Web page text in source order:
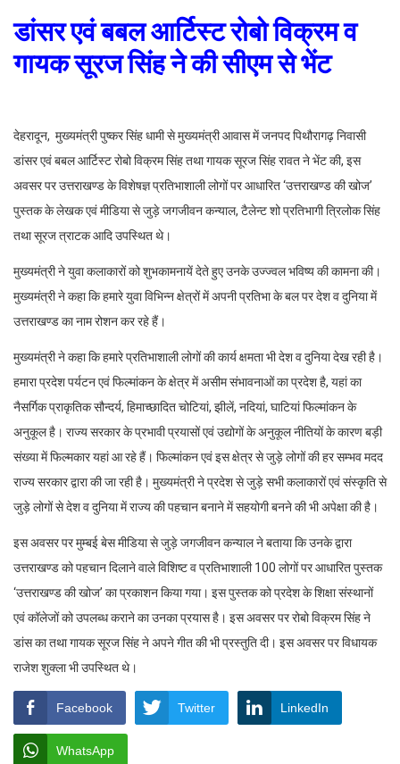
डांसर एवं बबल आर्टिस्ट रोबो विक्रम व
गायक सूरज सिंह ने की सीएम से भेंट
देहरादून, मुख्यमंत्री पुष्कर सिंह धामी से मुख्यमंत्री आवास में जनपद पिथौरागढ़ निवासी
डांसर एवं बबल आर्टिस्ट रोबो विक्रम सिंह तथा गायक सूरज सिंह रावत ने भेंट की, इस
अवसर पर उत्तराखण्ड के विशेषज्ञ प्रतिभाशाली लोगों पर आधारित ‘उत्तराखण्ड की खोज’
पुस्तक के लेखक एवं मीडिया से जुड़े जगजीवन कन्याल, टैलेन्ट शो प्रतिभागी त्रिलोक सिंह
तथा सूरज त्राटक आदि उपस्थित थे।
मुख्यमंत्री ने युवा कलाकारों को शुभकामनायें देते हुए उनके उज्ज्वल भविष्य की कामना की।
मुख्यमंत्री ने कहा कि हमारे युवा विभिन्न क्षेत्रों में अपनी प्रतिभा के बल पर देश व दुनिया में
उत्तराखण्ड का नाम रोशन कर रहे हैं।
मुख्यमंत्री ने कहा कि हमारे प्रतिभाशाली लोगों की कार्य क्षमता भी देश व दुनिया देख रही है।
हमारा प्रदेश पर्यटन एवं फिल्मांकन के क्षेत्र में असीम संभावनाओं का प्रदेश है, यहां का
नैसर्गिक प्राकृतिक सौन्दर्य, हिमाच्छादित चोटियां, झीलें, नदियां, घाटियां फिल्मांकन के
अनुकूल है। राज्य सरकार के प्रभावी प्रयासों एवं उद्योगों के अनुकूल नीतियों के कारण बड़ी
संख्या में फिल्मकार यहां आ रहे हैं। फिल्मांकन एवं इस क्षेत्र से जुड़े लोगों की हर सम्भव मदद
राज्य सरकार द्वारा की जा रही है। मुख्यमंत्री ने प्रदेश से जुड़े सभी कलाकारों एवं संस्कृति से
जुड़े लोगों से देश व दुनिया में राज्य की पहचान बनाने में सहयोगी बनने की भी अपेक्षा की है।
इस अवसर पर मुम्बई बेस मीडिया से जुड़े जगजीवन कन्याल ने बताया कि उनके द्वारा
उत्तराखण्ड को पहचान दिलाने वाले विशिष्ट व प्रतिभाशाली 100 लोगों पर आधारित पुस्तक
‘उत्तराखण्ड की खोज’ का प्रकाशन किया गया। इस पुस्तक को प्रदेश के शिक्षा संस्थानों
एवं कॉलेजों को उपलब्ध कराने का उनका प्रयास है। इस अवसर पर रोबो विक्रम सिंह ने
डांस का तथा गायक सूरज सिंह ने अपने गीत की भी प्रस्तुति दी। इस अवसर पर विधायक
राजेश शुक्ला भी उपस्थित थे।
Facebook Twitter LinkedIn
WhatsApp